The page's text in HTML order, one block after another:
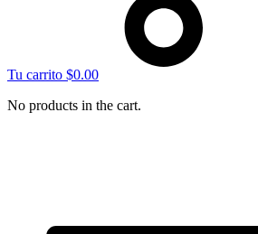
Tu carrito $0.00
No products in the cart.